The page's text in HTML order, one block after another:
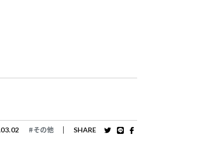
#その他 SHARE